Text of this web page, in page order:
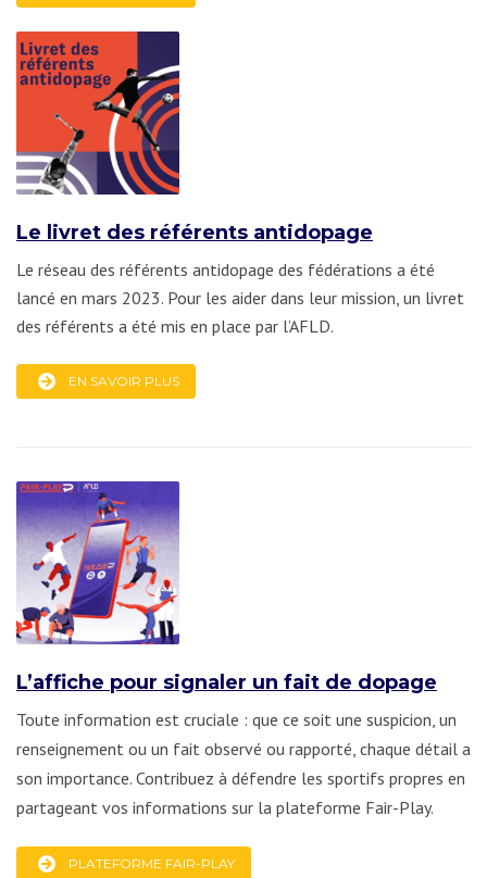
Le livret des référents antidopage
Le réseau des référents antidopage des fédérations a été
lancé en mars 2023. Pour les aider dans leur mission, un livret
des référents a été mis en place par l’AFLD.
EN SAVOIR PLUS
L’affiche pour signaler un fait de dopage
Toute information est cruciale : que ce soit une suspicion, un
renseignement ou un fait observé ou rapporté, chaque détail a
son importance. Contribuez à défendre les sportifs propres en
partageant vos informations sur la plateforme Fair-Play.
PLATEFORME FAIR-PLAY